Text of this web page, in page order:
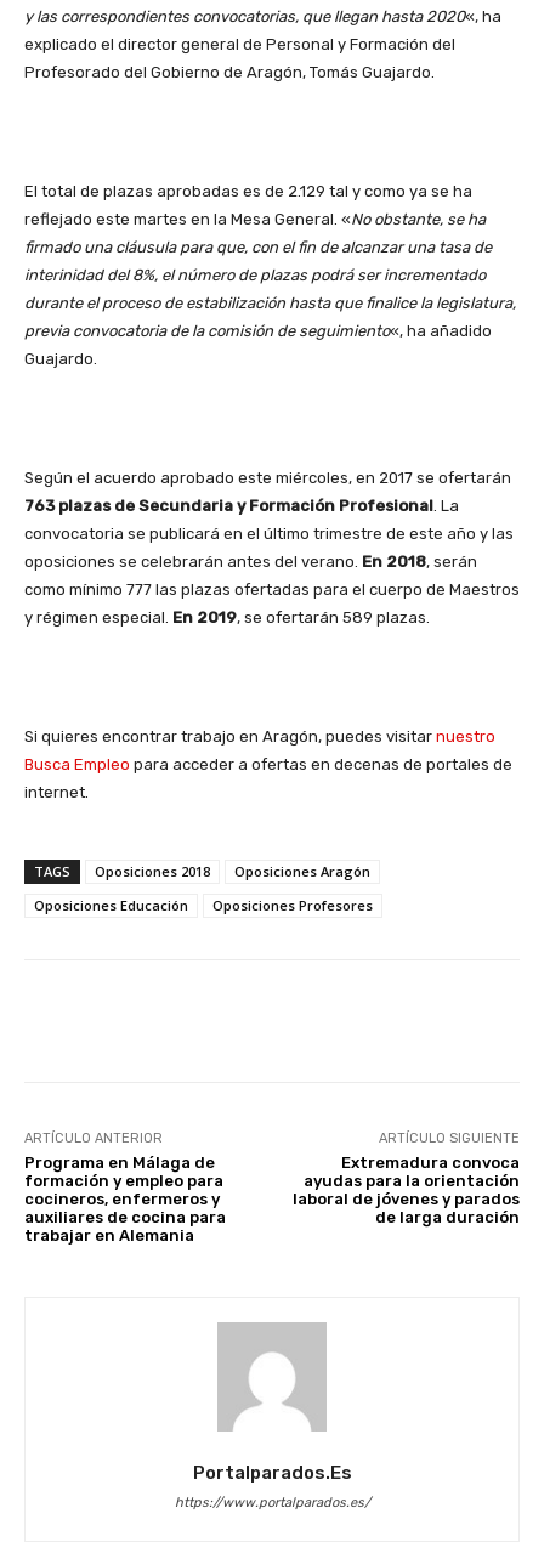
y las correspondientes convocatorias, que llegan hasta 2020«, ha
explicado el director general de Personal y Formación del
Profesorado del Gobierno de Aragón, Tomás Guajardo.
El total de plazas aprobadas es de 2.129 tal y como ya se ha
reflejado este martes en la Mesa General. «No obstante, se ha
firmado una cláusula para que, con el fin de alcanzar una tasa de
interinidad del 8%, el número de plazas podrá ser incrementado
durante el proceso de estabilización hasta que finalice la legislatura,
previa convocatoria de la comisión de seguimiento«, ha añadido
Guajardo.
Según el acuerdo aprobado este miércoles, en 2017 se ofertarán
763 plazas de Secundaria y Formación Profesional. La
convocatoria se publicará en el último trimestre de este año y las
oposiciones se celebrarán antes del verano. En 2018, serán
como mínimo 777 las plazas ofertadas para el cuerpo de Maestros
y régimen especial. En 2019, se ofertarán 589 plazas.
Si quieres encontrar trabajo en Aragón, puedes visitar nuestro
Busca Empleo para acceder a ofertas en decenas de portales de
internet.
TAGS Oposiciones 2018
Oposiciones Aragón
Oposiciones Educación
Oposiciones Profesores
ARTÍCULO ANTERIOR
Programa en Málaga de
formación y empleo para
cocineros, enfermeros y
auxiliares de cocina para
trabajar en Alemania
ARTÍCULO SIGUIENTE
Extremadura convoca
ayudas para la orientación
laboral de jóvenes y parados
de larga duración
Portalparados.es
https://www.portalparados.es/